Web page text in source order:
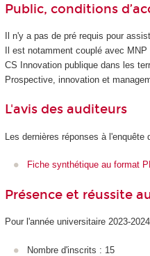
Public, conditions
Il n'y a pas de pré requis pour
Il est notamment couplé avec
CS Innovation publique dans les
Prospective, innovation et
L'avis des auditeurs
Les dernières réponses à
Fiche synthétique au format
Présence et réussite
Pour l'année universitaire 2023-
Nombre d'inscrits : 15